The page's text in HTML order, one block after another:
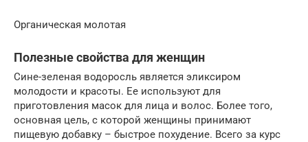
Органическая молотая
Полезные свойства для женщин
Сине-зеленая водоросль является эликсиром
молодости и красоты. Ее используют для
приготовления масок для лица и волос. Более того,
основная цель, с которой женщины принимают
пищевую добавку – быстрое похудение. Всего за курс